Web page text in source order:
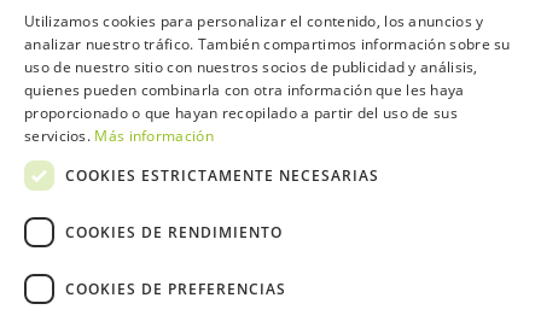
Contacta con el equipo de NextCaddy
Opina Contacta
Utilizamos cookies para personalizar el contenido, los anuncios y
analizar nuestro tráfico. También compartimos información sobre su
uso de nuestro sitio con nuestros socios de publicidad y análisis,
quienes pueden combinarla con otra información que les haya
proporcionado o que hayan recopilado a partir del uso de sus
servicios. Más información
COOKIES ESTRICTAMENTE NECESARIAS
COOKIES DE RENDIMIENTO
COOKIES DE PREFERENCIAS